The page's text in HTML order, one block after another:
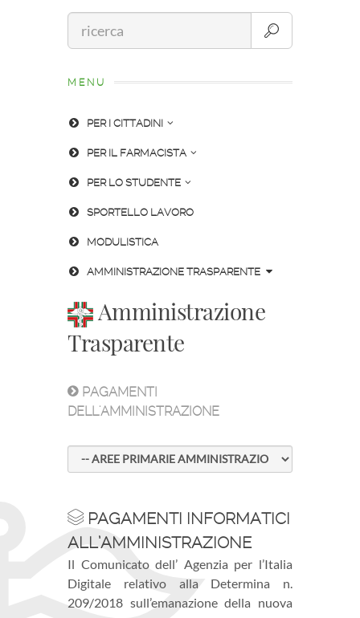
MENU
PER I CITTADINI
PER IL FARMACISTA
PER LO STUDENTE
SPORTELLO LAVORO
MODULISTICA
AMMINISTRAZIONE TRASPARENTE
Amministrazione
Trasparente
PAGAMENTI
DELL'AMMINISTRAZIONE
PAGAMENTI INFORMATICI
ALL’AMMINISTRAZIONE
Il Comunicato dell’ Agenzia per l’Italia
Digitale relativo alla Determina n.
209/2018 sull’emanazione della nuova